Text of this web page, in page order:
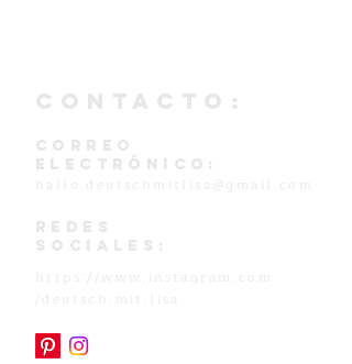
CONTACTO:
Correo
electrónico:
hallo.deutschmitlisa@gmail.com
Redes
sociales:
https://www.instagram.com
/deutsch.mit.lisa